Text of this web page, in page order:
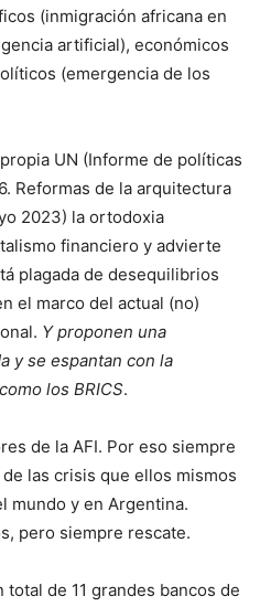
(inmigración africana en
artificial), económicos
(emergencia de los
UN (Informe de políticas
Reformas de la arquitectura
2023) la ortodoxia
financiero y advierte
plagada de desequilibrios
el marco del actual (no)
Y proponen una
y se espantan con la
los BRICS.
de la AFI. Por eso siempre
las crisis que ellos mismos
mundo y en Argentina.
pero siempre rescate.
de 11 grandes bancos de